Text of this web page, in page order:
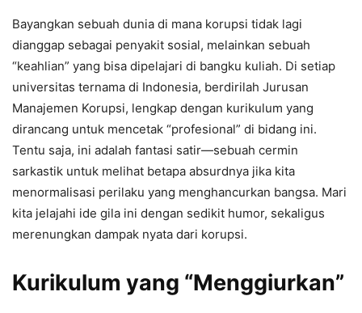
Bayangkan sebuah dunia di mana korupsi tidak lagi
dianggap sebagai penyakit sosial, melainkan sebuah
“keahlian” yang bisa dipelajari di bangku kuliah. Di setiap
universitas ternama di Indonesia, berdirilah Jurusan
Manajemen Korupsi, lengkap dengan kurikulum yang
dirancang untuk mencetak “profesional” di bidang ini.
Tentu saja, ini adalah fantasi satir—sebuah cermin
sarkastik untuk melihat betapa absurdnya jika kita
menormalisasi perilaku yang menghancurkan bangsa. Mari
kita jelajahi ide gila ini dengan sedikit humor, sekaligus
merenungkan dampak nyata dari korupsi.
Kurikulum yang “Menggiurkan”